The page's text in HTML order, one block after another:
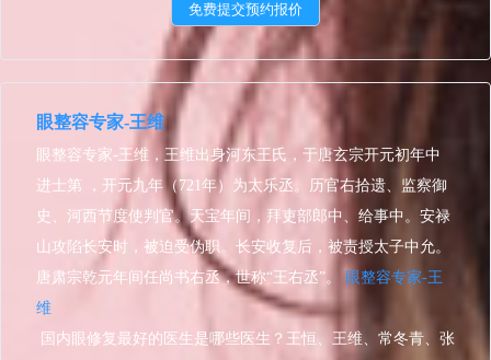
眼整容专家-王维
眼整容专家-王维，王维出身河东王氏，于唐玄宗开元初年中
进士第 ，开元九年（721年）为太乐丞。历官右拾遗、监察御
史、河西节度使判官。天宝年间，拜吏部郎中、给事中。安禄
山攻陷长安时，被迫受伪职。长安收复后，被责授太子中允。
唐肃宗乾元年间任尚书右丞，世称“王右丞”。
眼整容专家-王
维
国内眼修复最好的医生是哪些医生？王恒、王维、常冬青、张